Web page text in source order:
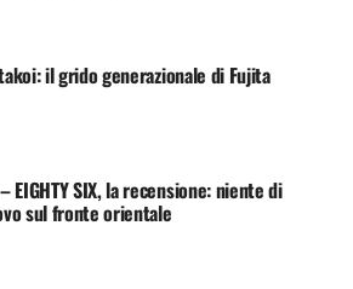
il grido generazionale di Fujita
EIGHTY SIX, la recensione: niente di
sul fronte orientale